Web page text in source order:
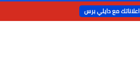
اعلاناتك مع دايلي برس